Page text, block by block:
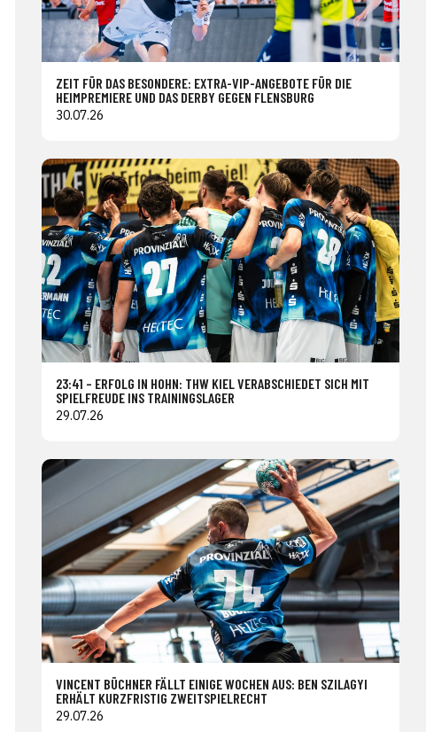
ZEIT FÜR DAS BESONDERE: EXTRA-VIP-ANGEBOTE FÜR DIE
HEIMPREMIERE UND DAS DERBY GEGEN FLENSBURG
30.07.26
23:41 – ERFOLG IN HOHN: THW KIEL VERABSCHIEDET SICH MIT
SPIELFREUDE INS TRAININGSLAGER
29.07.26
VINCENT BÜCHNER FÄLLT EINIGE WOCHEN AUS: BEN SZILAGYI
ERHÄLT KURZFRISTIG ZWEITSPIELRECHT
29.07.26